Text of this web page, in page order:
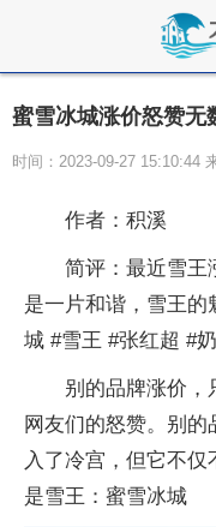
蜜雪冰城涨价怒赞无
时间：2023-09-27 15:10:44
作者：积溪
简评：最近雪王
是一片和谐，雪王的
城 #雪王 #张红超 #
别的品牌涨价，
网友们的怒赞。别
入了冷宫，但它不
是雪王：蜜雪冰城